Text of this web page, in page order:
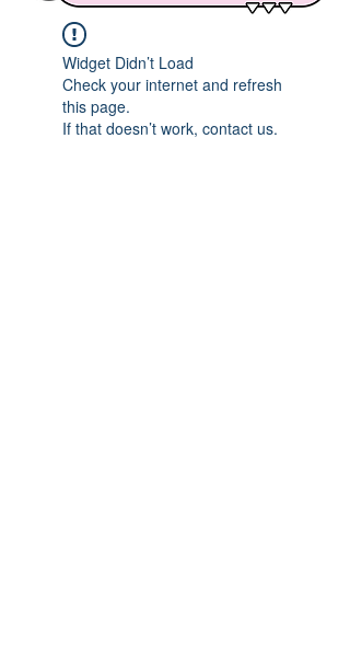
Widget Didn’t Load
Check your internet and refresh
this page.
If that doesn’t work, contact us.